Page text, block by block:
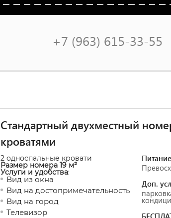
+7 (963) 615-33-55
Стандартный двухместный
кроватями
2 односпальные кровати
Размер номера 19 м²
Услуги и удобства:
Вид из окна
Вид на достопримечательность
Вид на город
Телевизор
Доп.